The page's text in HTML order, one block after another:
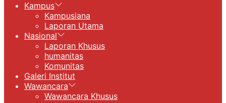
Kampus
Kampusiana
Laporan Utama
Nasional
Laporan Khusus
humanitas
Komunitas
Galeri Institut
Wawancara
Wawancara Khusus